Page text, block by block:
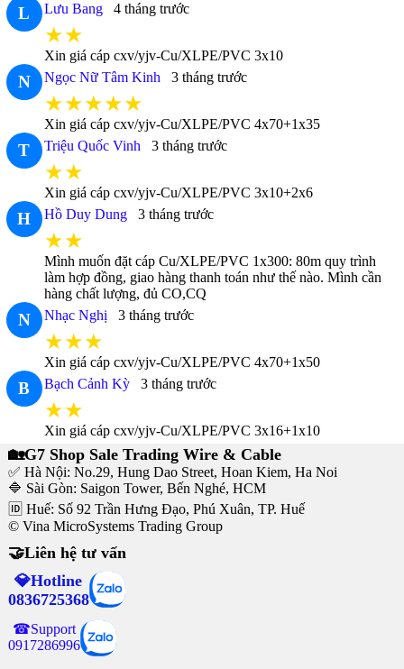
L Lưu Bang 4 tháng trước
★★
Xin giá cáp cxv/yjv-Cu/XLPE/PVC 3x10
N Ngọc Nữ Tâm Kinh 3 tháng trước
★★★★★
Xin giá cáp cxv/yjv-Cu/XLPE/PVC 4x70+1x35
T Triệu Quốc Vinh 3 tháng trước
★★
Xin giá cáp cxv/yjv-Cu/XLPE/PVC 3x10+2x6
H Hồ Duy Dung 3 tháng trước
★★
Mình muốn đặt cáp Cu/XLPE/PVC 1x300: 80m quy trình
làm hợp đồng, giao hàng thanh toán như thế nào. Mình cần
hàng chất lượng, đủ CO,CQ
N Nhạc Nghị 3 tháng trước
★★★
Xin giá cáp cxv/yjv-Cu/XLPE/PVC 4x70+1x50
B Bạch Cảnh Kỳ 3 tháng trước
★★
Xin giá cáp cxv/yjv-Cu/XLPE/PVC 3x16+1x10
🏡G7 Shop Sale Trading Wire & Cable
✅ Hà Nội: No.29, Hung Dao Street, Hoan Kiem, Ha Noi
🔷 Sài Gòn: Saigon Tower, Bến Nghé, HCM
🆔 Huế: Số 92 Trần Hưng Đạo, Phú Xuân, TP. Huế
© Vina MicroSystems Trading Group
🤝Liên hệ tư vấn
💎Hotline
0836725368
☎Support
0917286996